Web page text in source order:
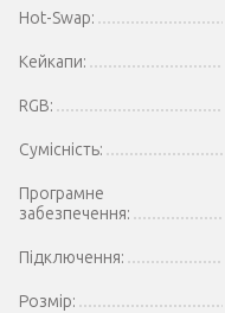
Hot-Swap:
Кейкапи:
RGB:
Сумісність:
Програмне
забезпечення:
Підключення:
Розмір: